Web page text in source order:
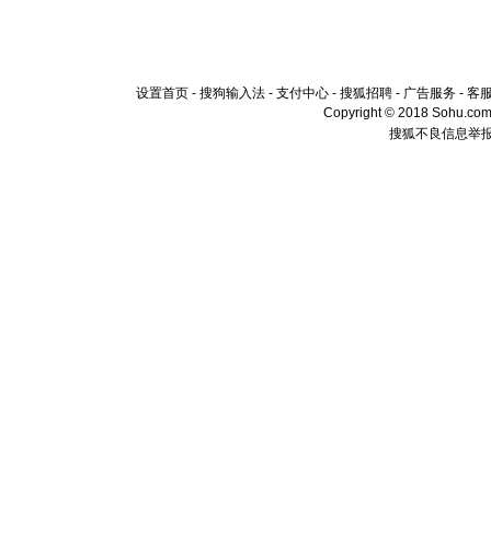
设置首页 - 搜狗输入法 - 支付中心 - 搜狐招聘 - 广告服务 - 客
Copyright © 2018
搜狐不良信息举